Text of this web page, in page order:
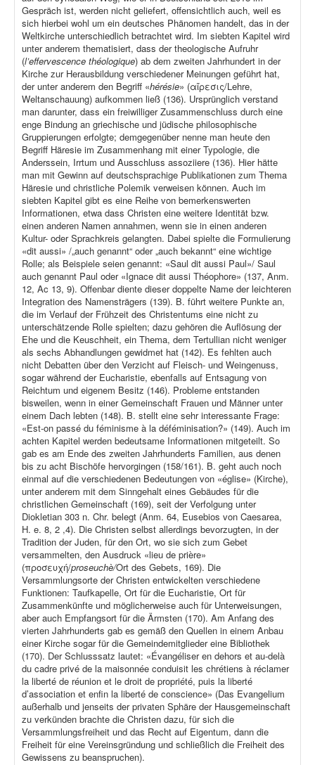
Gespräch ist, werden nicht geliefert, offensichtlich auch, weil es
sich hierbei wohl um ein deutsches Phänomen handelt, das in der
Weltkirche unterschiedlich betrachtet wird. Im siebten Kapitel wird
unter anderem thematisiert, dass der theologische Aufruhr
(l’effervescence théologique) ab dem zweiten Jahrhundert in der
Kirche zur Herausbildung verschiedener Meinungen geführt hat,
der unter anderem den Begriff «hérésie» (αἵρεσις/Lehre,
Weltanschauung) aufkommen ließ (136). Ursprünglich verstand
man darunter, dass ein freiwilliger Zusammenschluss durch eine
enge Bindung an griechische und jüdische philosophische
Gruppierungen erfolgte; demgegenüber nenne man heute den
Begriff Häresie im Zusammenhang mit einer Typologie, die
Anderssein, Irrtum und Ausschluss assoziiere (136). Hier hätte
man mit Gewinn auf deutschsprachige Publikationen zum Thema
Häresie und christliche Polemik verweisen können. Auch im
siebten Kapitel gibt es eine Reihe von bemerkenswerten
Informationen, etwa dass Christen eine weitere Identität bzw.
einen anderen Namen annahmen, wenn sie in einen anderen
Kultur- oder Sprachkreis gelangten. Dabei spielte die Formulierung
«dit aussi» /„auch genannt“ oder „auch bekannt“ eine wichtige
Rolle; als Beispiele seien genannt: «Saul dit aussi Paul»/ Saul
auch genannt Paul oder «Ignace dit aussi Théophore» (137, Anm.
12, Ac 13, 9). Offenbar diente dieser doppelte Name der leichteren
Integration des Namensträgers (139). B. führt weitere Punkte an,
die im Verlauf der Frühzeit des Christentums eine nicht zu
unterschätzende Rolle spielten; dazu gehören die Auflösung der
Ehe und die Keuschheit, ein Thema, dem Tertullian nicht weniger
als sechs Abhandlungen gewidmet hat (142). Es fehlten auch
nicht Debatten über den Verzicht auf Fleisch- und Weingenuss,
sogar während der Eucharistie, ebenfalls auf Entsagung von
Reichtum und eigenem Besitz (146). Probleme entstanden
bisweilen, wenn in einer Gemeinschaft Frauen und Männer unter
einem Dach lebten (148). B. stellt eine sehr interessante Frage:
«Est-on passé du féminisme à la déféminisation?» (149). Auch im
achten Kapitel werden bedeutsame Informationen mitgeteilt. So
gab es am Ende des zweiten Jahrhunderts Familien, aus denen
bis zu acht Bischöfe hervorgingen (158/161). B. geht auch noch
einmal auf die verschiedenen Bedeutungen von «église» (Kirche),
unter anderem mit dem Sinngehalt eines Gebäudes für die
christlichen Gemeinschaft (169), seit der Verfolgung unter
Diokletian 303 n. Chr. belegt (Anm. 64, Eusebios von Caesarea,
H. e. 8, 2 ,4). Die Christen selbst allerdings bevorzugten, in der
Tradition der Juden, für den Ort, wo sie sich zum Gebet
versammelten, den Ausdruck «lieu de prière»
(προσευχή/proseuchè/Ort des Gebets, 169). Die
Versammlungsorte der Christen entwickelten verschiedene
Funktionen: Taufkapelle, Ort für die Eucharistie, Ort für
Zusammenkünfte und möglicherweise auch für Unterweisungen,
aber auch Empfangsort für die Ärmsten (170). Am Anfang des
vierten Jahrhunderts gab es gemäß den Quellen in einem Anbau
einer Kirche sogar für die Gemeindemitglieder eine Bibliothek
(170). Der Schlusssatz lautet: «Évangéliser en dehors et au-delà
du cadre privé de la maisonnée conduisit les chrétiens à réclamer
la liberté de réunion et le droit de propriété, puis la liberté
d’association et enfin la liberté de conscience» (Das Evangelium
außerhalb und jenseits der privaten Sphäre der Hausgemeinschaft
zu verkünden brachte die Christen dazu, für sich die
Versammlungsfreiheit und das Recht auf Eigentum, dann die
Freiheit für eine Vereinsgründung und schließlich die Freiheit des
Gewissens zu beanspruchen).